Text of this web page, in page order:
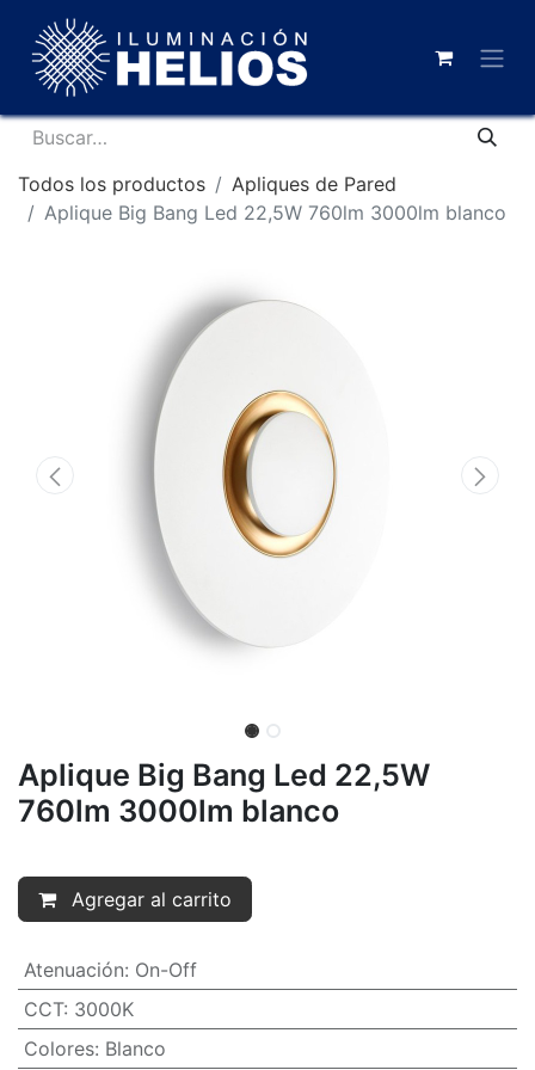
Todos los productos
Apliques de Pared
Aplique Big Bang Led 22,5W 760lm 3000lm blanco
Aplique Big Bang Led 22,5W
760lm 3000lm blanco
Agregar al carrito
Atenuación: On-Off
CCT: 3000K
Colores: Blanco